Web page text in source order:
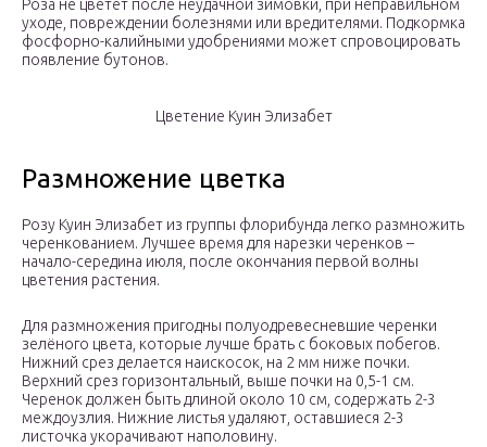
Роза не цветёт после неудачной зимовки, при неправильном
уходе, повреждении болезнями или вредителями. Подкормка
фосфорно-калийными удобрениями может спровоцировать
появление бутонов.
Цветение Куин Элизабет
Размножение цветка
Розу Куин Элизабет из группы флорибунда легко размножить
черенкованием. Лучшее время для нарезки черенков –
начало-середина июля, после окончания первой волны
цветения растения.
Для размножения пригодны полуодревесневшие черенки
зелёного цвета, которые лучше брать с боковых побегов.
Нижний срез делается наискосок, на 2 мм ниже почки.
Верхний срез горизонтальный, выше почки на 0,5-1 см.
Черенок должен быть длиной около 10 см, содержать 2-3
междоузлия. Нижние листья удаляют, оставшиеся 2-3
листочка укорачивают наполовину.